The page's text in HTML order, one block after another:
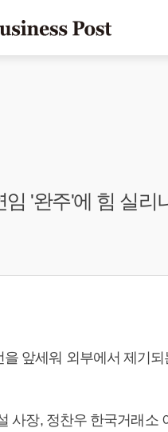
임 '완주'에 힘 실리
앞세워 외부에서 제기되
사장, 정찬우 한국거래소